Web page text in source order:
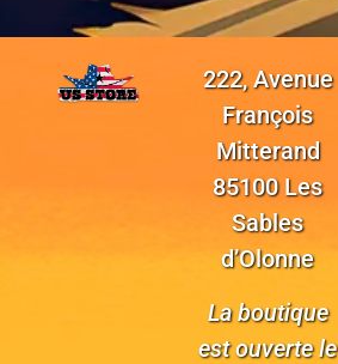
222, Avenue
François
Mitterand
85100 Les
Sables
d’Olonne
La boutique
est ouverte le